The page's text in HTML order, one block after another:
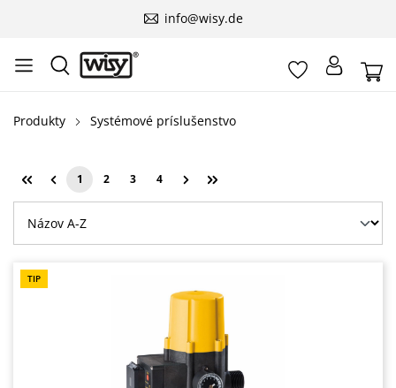
info@wisy.de
Produkty Systémové príslušenstvo
Stránka
1 Stránka
2 Stránka
3 Stránka
4
TIP